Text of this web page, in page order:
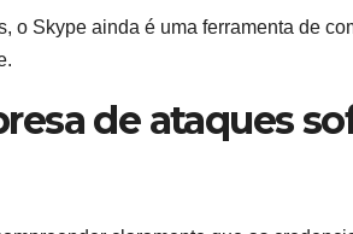
o Skype ainda é uma ferramenta de
de ataques